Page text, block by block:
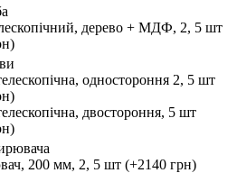
дерево + МДФ, 2, 5 шт
одностороння 2, 5 шт
двостороння, 5 шт
200 мм, 2, 5 шт (+2140 грн)